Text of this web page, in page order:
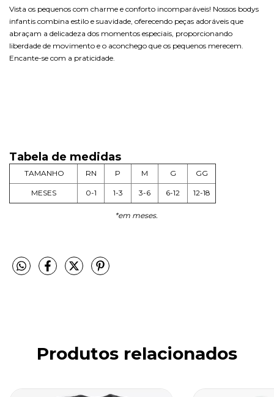
Vista os pequenos com charme e conforto incomparáveis! Nossos bodys
infantis combina estilo e suavidade, oferecendo peças adoráveis que
abraçam a delicadeza dos momentos especiais, proporcionando
liberdade de movimento e o aconchego que os pequenos merecem.
Encante-se com a praticidade.
Tabela de medidas
TAMANHO RN P M G GG
MESES 0-1 1-3 3-6 6-12 12-18
*em meses.
Produtos relacionados